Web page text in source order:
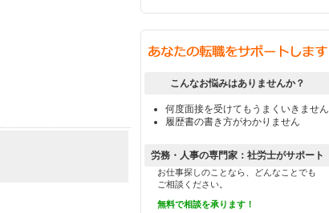
こんなお悩みはありませんか？
何度面接を受けてもうまくいきません
履歴書の書き方がわかりません
労務・人事の専門家：社労士がサポート
お仕事探しのことなら、どんなことでも
ご相談ください。
無料で相談を承ります！